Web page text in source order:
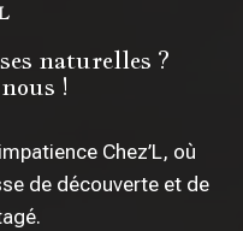
naturelles ?
!
Chez’L, où
de découverte et de